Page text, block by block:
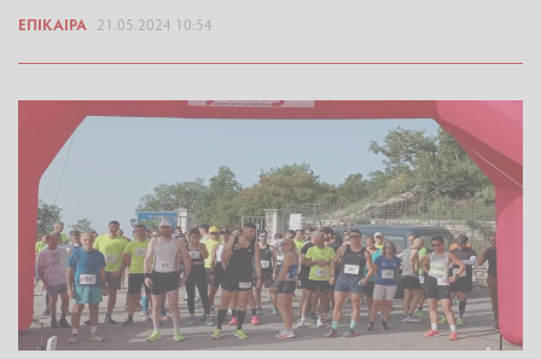
ΕΠΊΚΑΙΡΑ 21.05.2024 10:54